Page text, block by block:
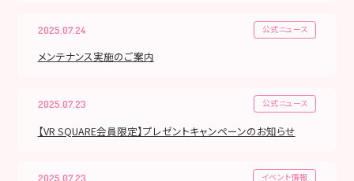
2025.07.24 公式ニュース
メンテナンス実施のご案内
2025.07.23 公式ニュース
【VR SQUARE会員限定】プレゼントキャンペーンのお知らせ
2025.07.23 イベント情報